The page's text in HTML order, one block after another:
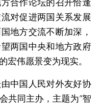
合作论坛的召开恰逢
对促进两国关系发展
地方交流不断加深，
两国中央和地方政府
宏伟愿景变为现实。
中国人民对外友好协
共同主办，主题为“智